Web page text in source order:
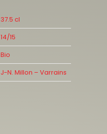
37.5 cl
14/15
Bio
J-N. Millon – Varrains